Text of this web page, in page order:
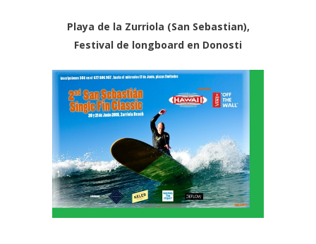
Playa de la Zurriola (San Sebastian),
Festival de longboard en Donosti